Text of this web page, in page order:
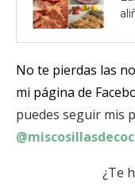
No te pierdas las
mi página de
puedes seguir mis
¿Te